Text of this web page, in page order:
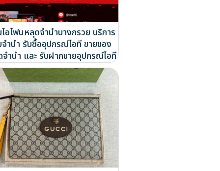
อโฟนหลุดจำนำบางกรวย บริการ
ำนำ รับซื้ออุปกรณ์ไอที ขายของ
ำนำ และ รับฝากขายอุปกรณ์ไอที